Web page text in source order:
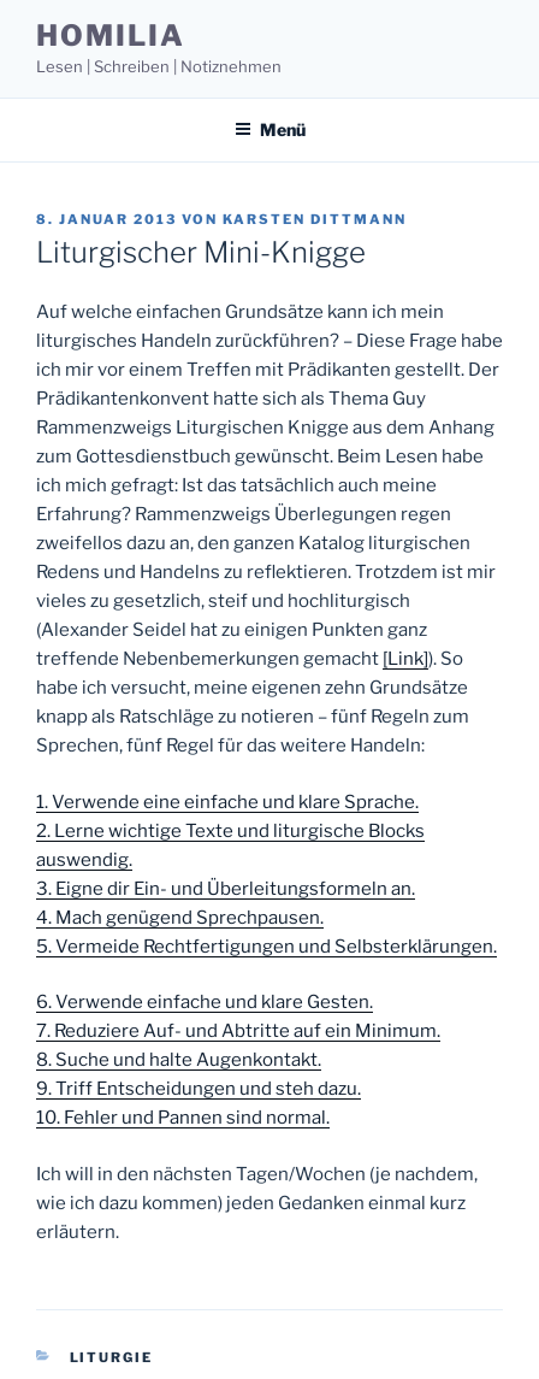
Inhalt
springen
HOMILIA
Lesen | Schreiben | Notiznehmen
Menü
VERÖFFENTLICHT
AM
8. JANUAR 2013 VON KARSTEN DITTMANN
Liturgischer Mini-Knigge
Auf welche einfachen Grundsätze kann ich mein
liturgisches Handeln zurückführen? – Diese Frage habe
ich mir vor einem Treffen mit Prädikanten gestellt. Der
Prädikantenkonvent hatte sich als Thema Guy
Rammenzweigs Liturgischen Knigge aus dem Anhang
zum Gottesdienstbuch gewünscht. Beim Lesen habe
ich mich gefragt: Ist das tatsächlich auch meine
Erfahrung? Rammenzweigs Überlegungen regen
zweifellos dazu an, den ganzen Katalog liturgischen
Redens und Handelns zu reflektieren. Trotzdem ist mir
vieles zu gesetzlich, steif und hochliturgisch
(Alexander Seidel hat zu einigen Punkten ganz
treffende Nebenbemerkungen gemacht [Link]). So
habe ich versucht, meine eigenen zehn Grundsätze
knapp als Ratschläge zu notieren – fünf Regeln zum
Sprechen, fünf Regel für das weitere Handeln:
1. Verwende eine einfache und klare Sprache.
2. Lerne wichtige Texte und liturgische Blocks
auswendig.
3. Eigne dir Ein- und Überleitungsformeln an.
4. Mach genügend Sprechpausen.
5. Vermeide Rechtfertigungen und Selbsterklärungen.
6. Verwende einfache und klare Gesten.
7. Reduziere Auf- und Abtritte auf ein Minimum.
8. Suche und halte Augenkontakt.
9. Triff Entscheidungen und steh dazu.
10. Fehler und Pannen sind normal.
Ich will in den nächsten Tagen/Wochen (je nachdem,
wie ich dazu kommen) jeden Gedanken einmal kurz
erläutern.
KATEGORIEN
LITURGIE